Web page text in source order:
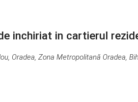
inchiriat in cartierul
Oradea, Zona Metropolitană Oradea,